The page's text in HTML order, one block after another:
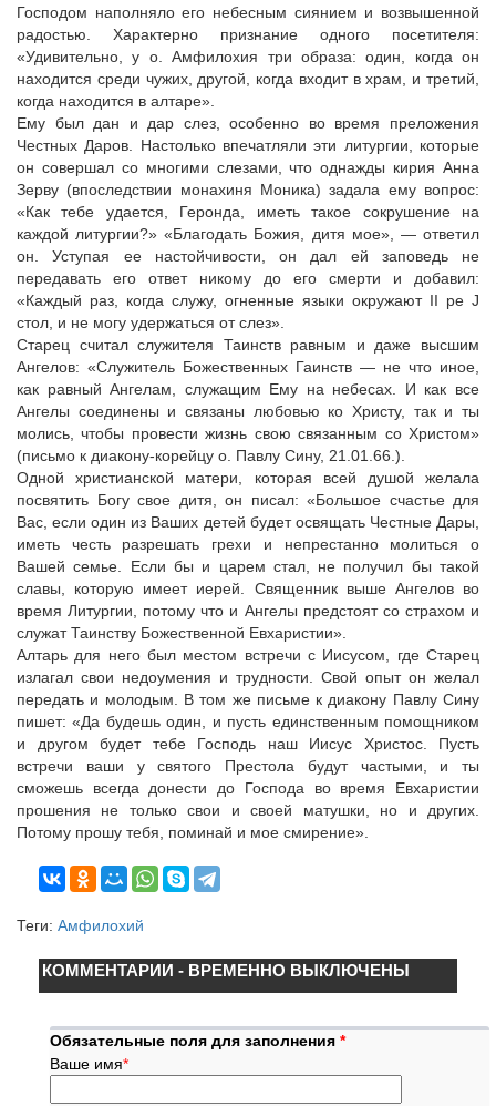
Господом наполняло его небесным сиянием и возвышенной
радостью. Характерно признание одного посетителя:
«Удивительно, у о. Амфилохия три образа: один, когда он
находится среди чужих, другой, когда входит в храм, и третий,
когда находится в алтаре».
Ему был дан и дар слез, особенно во время преложения
Честных Даров. Настолько впечатляли эти литургии, которые
он совершал со многими слезами, что однажды кирия Анна
Зерву (впоследствии монахиня Моника) задала ему вопрос:
«Как тебе удается, Геронда, иметь такое сокрушение на
каждой литургии?» «Благодать Божия, дитя мое», — ответил
он. Уступая ее настойчивости, он дал ей заповедь не
передавать его ответ никому до его смерти и добавил:
«Каждый раз, когда служу, огненные языки окружают II ре J
стол, и не могу удержаться от слез».
Старец считал служителя Таинств равным и даже высшим
Ангелов: «Служитель Божественных Гаинств — не что иное,
как равный Ангелам, служащим Ему на небесах. И как все
Ангелы соединены и связаны любовью ко Христу, так и ты
молись, чтобы провести жизнь свою связанным со Христом»
(письмо к диакону-корейцу о. Павлу Сину, 21.01.66.).
Одной христианской матери, которая всей душой желала
посвятить Богу свое дитя, он писал: «Большое счастье для
Вас, если один из Ваших детей будет освящать Честные Дары,
иметь честь разрешать грехи и непрестанно молиться о
Вашей семье. Если бы и царем стал, не получил бы такой
славы, которую имеет иерей. Священник выше Ангелов во
время Литургии, потому что и Ангелы предстоят со страхом и
служат Таинству Божественной Евхаристии».
Алтарь для него был местом встречи с Иисусом, где Старец
излагал свои недоумения и трудности. Свой опыт он желал
передать и молодым. В том же письме к диакону Павлу Сину
пишет: «Да будешь один, и пусть единственным помощником
и другом будет тебе Господь наш Иисус Христос. Пусть
встречи ваши у святого Престола будут частыми, и ты
сможешь всегда донести до Господа во время Евхаристии
прошения не только свои и своей матушки, но и других.
Потому прошу тебя, поминай и мое смирение».
Теги: Амфилохий
КОММЕНТАРИИ - ВРЕМЕННО ВЫКЛЮЧЕНЫ
Обязательные поля для заполнения *
Ваше имя*